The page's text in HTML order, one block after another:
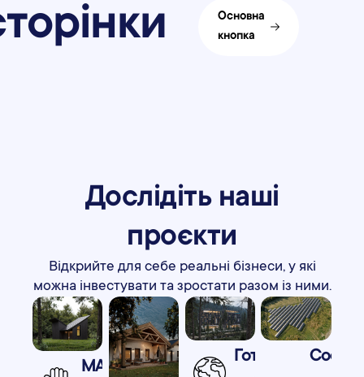
Основна
кнопка
Дослідіть наші
проєкти
Відкрийте для себе реальні бізнеси, у які
можна інвестувати та зростати разом із ними.
MANDRA
Готель
Codex